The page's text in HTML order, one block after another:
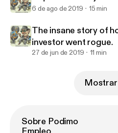
6 de ago de 2019 15 min
The insane story of
investor went rogue.
27 de jun de 2019 11 min
Mostrar
Sobre Podimo